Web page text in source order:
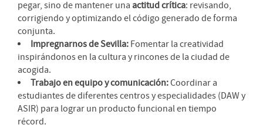
pegar, sino de mantener una actitud crítica: revisando,
corrigiendo y optimizando el código generado de forma
conjunta.
Impregnarnos de Sevilla: Fomentar la creatividad
inspirándonos en la cultura y rincones de la ciudad de
acogida.
Trabajo en equipo y comunicación:Coordinar a
estudiantes de diferentes centros y especialidades (DAW y
ASIR) para lograr un producto funcional en tiempo
récord.